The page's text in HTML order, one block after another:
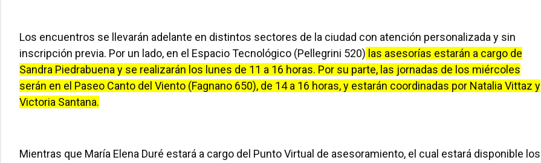
Los encuentros se llevarán adelante en distintos sectores de la ciudad con atención personalizada y sin
inscripción previa. Por un lado, en el Espacio Tecnológico (Pellegrini 520) las asesorías estarán a cargo de
Sandra Piedrabuena y se realizarán los lunes de 11 a 16 horas. Por su parte, las jornadas de los miércoles
serán en el Paseo Canto del Viento (Fagnano 650), de 14 a 16 horas, y estarán coordinadas por Natalia Vittaz y
Victoria Santana.
Mientras que María Elena Duré estará a cargo del Punto Virtual de asesoramiento, el cual estará disponible los